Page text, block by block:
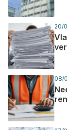
20/
08/